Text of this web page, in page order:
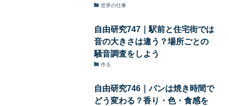
世界の仕事
自由研究747｜駅前と住宅街では
音の大きさは違う？場所ごとの
騒音調査をしよう
作る
自由研究746｜パンは焼き時間で
どう変わる？香り・色・食感を